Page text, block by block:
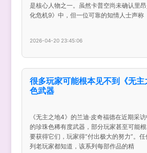
是核心人物之一。虽然卡普空尚未确认里
化危机9》中，但一位可靠的知情人士声称
2026-04-20 23:45:06
很多玩家可能根本见不到《无
色武器
《无主之地4》的兰迪·皮奇福德在近期采
的珍珠色稀有度武器，部分玩家甚至可能
要获得它们，玩家得“付出极大的努力”。
列老玩家都知道，该系列每部作品的精